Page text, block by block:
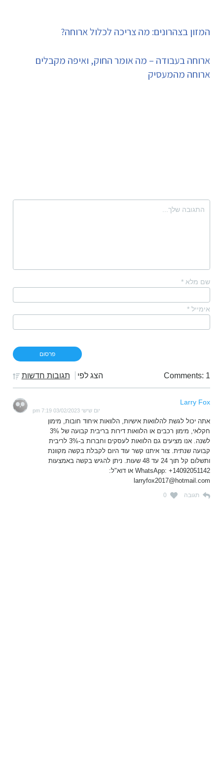
המזון בצהרונים: מה צריכה לכלול ארוחה?
ארוחה בעבודה – מה אומר החוק, ואיפה מקבלים
ארוחה מהמעסיק
שם מלא *
אימייל *
Comments: 1 הצג לפי תגובות חדשות
Larry Fox
יום שישי 03/02/2023 7:19 pm
אתה יכול לגשת להלוואות אישיות, הלוואות איחוד חובות, מימון
חקלאי, מימון רכבים או הלוואות דירות בריבית קבועה של 3%
לשנה. אנו מציעים גם הלוואות לעסקים וחברות ב-3% לריבית
קבועה שנתית. צור איתנו קשר עוד היום לקבלת בקשה מקוונת
ותשלום קל תוך 24 עד 48 שעות. ניתן להגיש בקשה באמצעות
WhatsApp: +14092051142 או דוא"ל:
larryfox2017@hotmail.com
תגובה 0